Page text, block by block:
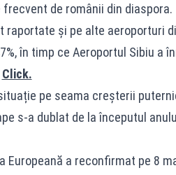
de românii din diaspora.
raportate și pe alte aeroporturi
în timp ce Aeroportul Sibiu a
Click.
pe seama creșterii
s-a dublat de la începutul
Europeană a reconfirmat pe 8